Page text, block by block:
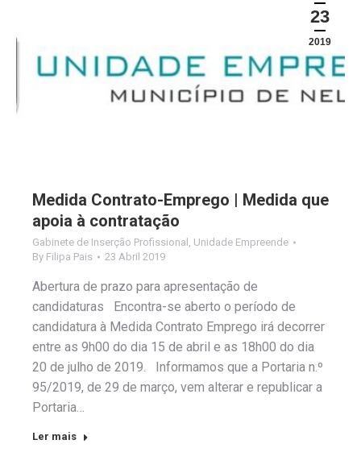
23
2019
Medida Contrato-Emprego | Medida que
apoia à contratação
Gabinete de Inserção Profissional
Unidade Empreende
By Filipa Pais 23 Abril 2019
Abertura de prazo para apresentação de
candidaturas Encontra-se aberto o período de
candidatura à Medida Contrato Emprego irá decorrer
entre as 9h00 do dia 15 de abril e as 18h00 do dia
20 de julho de 2019. Informamos que a Portaria n.º
95/2019, de 29 de março, vem alterar e republicar a
Portaria…
Ler mais